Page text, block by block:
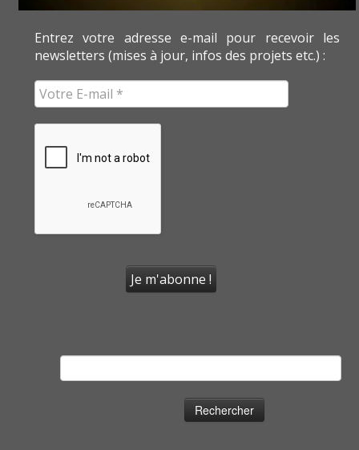
Entrez votre adresse e-mail pour recevoir les
newsletters (mises à jour, infos des projets etc.) :